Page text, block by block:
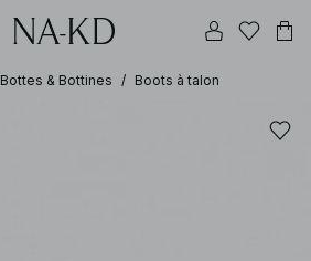
Bottes & Bottines / Boots à talon